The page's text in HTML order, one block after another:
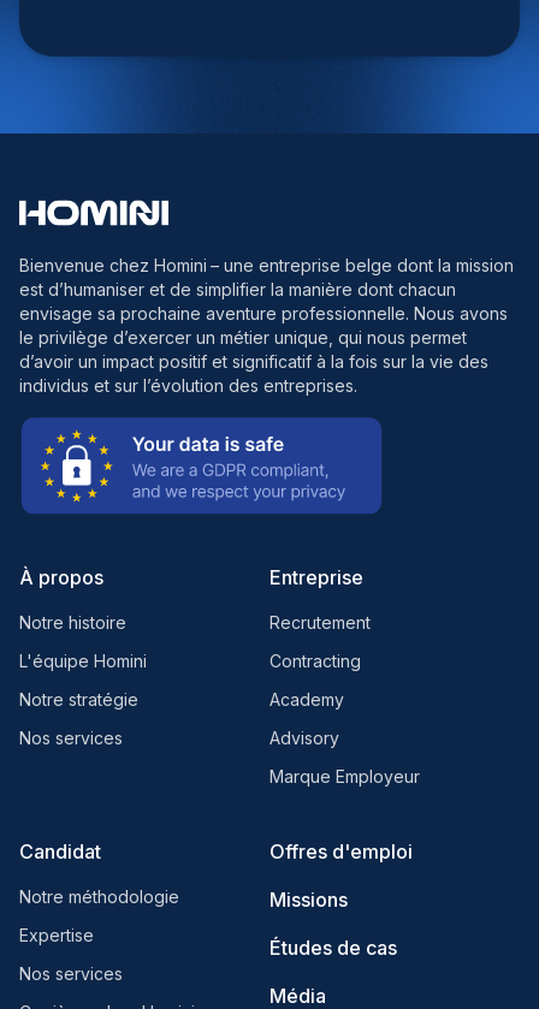
Bienvenue chez Homini – une entreprise belge dont la mission
est d’humaniser et de simplifier la manière dont chacun
envisage sa prochaine aventure professionnelle. Nous avons
le privilège d’exercer un métier unique, qui nous permet
d’avoir un impact positif et significatif à la fois sur la vie des
individus et sur l’évolution des entreprises.
À propos
Notre histoire
L'équipe Homini
Notre stratégie
Nos services
Entreprise
Recrutement
Contracting
Academy
Advisory
Marque Employeur
Candidat
Notre méthodologie
Expertise
Nos services
Offres d'emploi
Missions
Études de cas
Média